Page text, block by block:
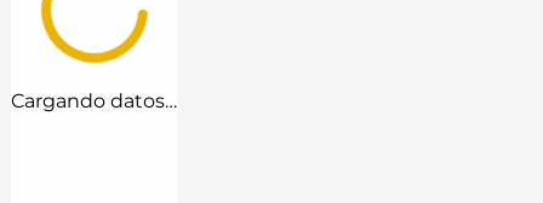
Cargando datos…